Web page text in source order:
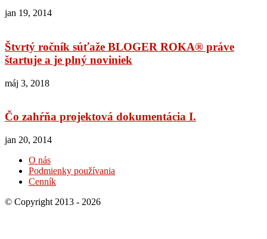
jan 19, 2014
Štvrtý ročník súťaže BLOGER ROKA® práve
štartuje a je plný noviniek
máj 3, 2018
Čo zahŕňa projektová dokumentácia I.
jan 20, 2014
O nás
Podmienky používania
Cenník
© Copyright 2013 - 2026